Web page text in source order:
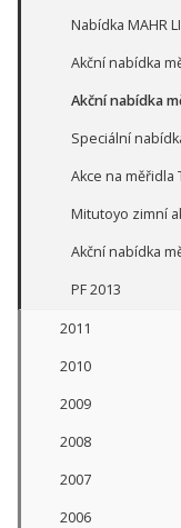
Nabídka MAHR
Akční nabídka
Akční nabídka
Speciální
Akce na měřidla
Mitutoyo zimní
Akční nabídka
PF 2013
2011
2010
2009
2008
2007
2006